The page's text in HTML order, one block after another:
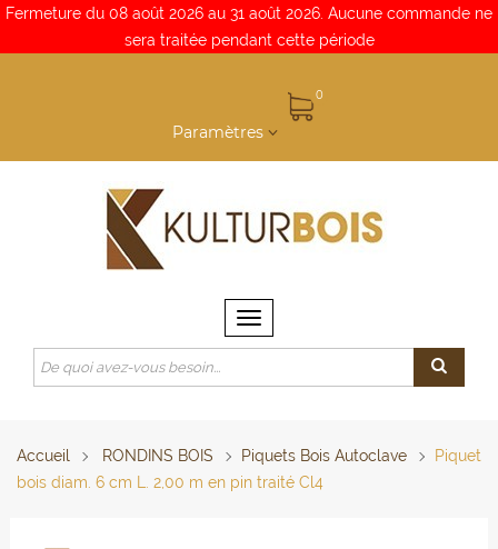
Fermeture du 08 août 2026 au 31 août 2026. Aucune commande ne
sera traitée pendant cette période
Paramètres
0
Basculer
la
Accueil RONDINS BOIS Piquets Bois Autoclave
Piquet
bois diam. 6 cm L. 2,00 m en pin traité Cl4